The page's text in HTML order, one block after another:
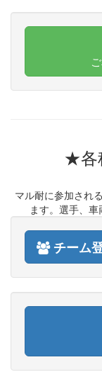
★各
マル耐に参加され
ます。選手、車
チーム